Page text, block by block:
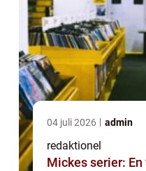
04 juli 2026 admin
redaktionel
Mickes serier: